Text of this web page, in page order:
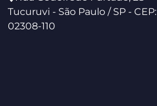
Tucuruvi - São Paulo / SP - CEP:
02308-110